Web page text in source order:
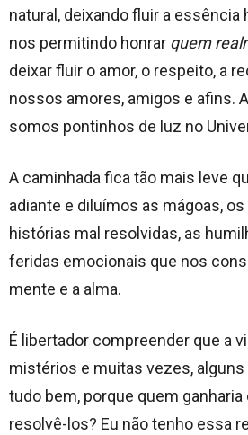
natural, deixando fluir a essência
nos permitindo honrar quem
deixar fluir o amor, o respeito, a
nossos amores, amigos e afins.
somos pontinhos de luz no
A caminhada fica tão mais leve
adiante e diluímos as mágoas,
histórias mal resolvidas, as
feridas emocionais que nos
mente e a alma.
É libertador compreender que a
mistérios e muitas vezes,
tudo bem, porque quem ganharia
resolvê-los? Eu não tenho essa